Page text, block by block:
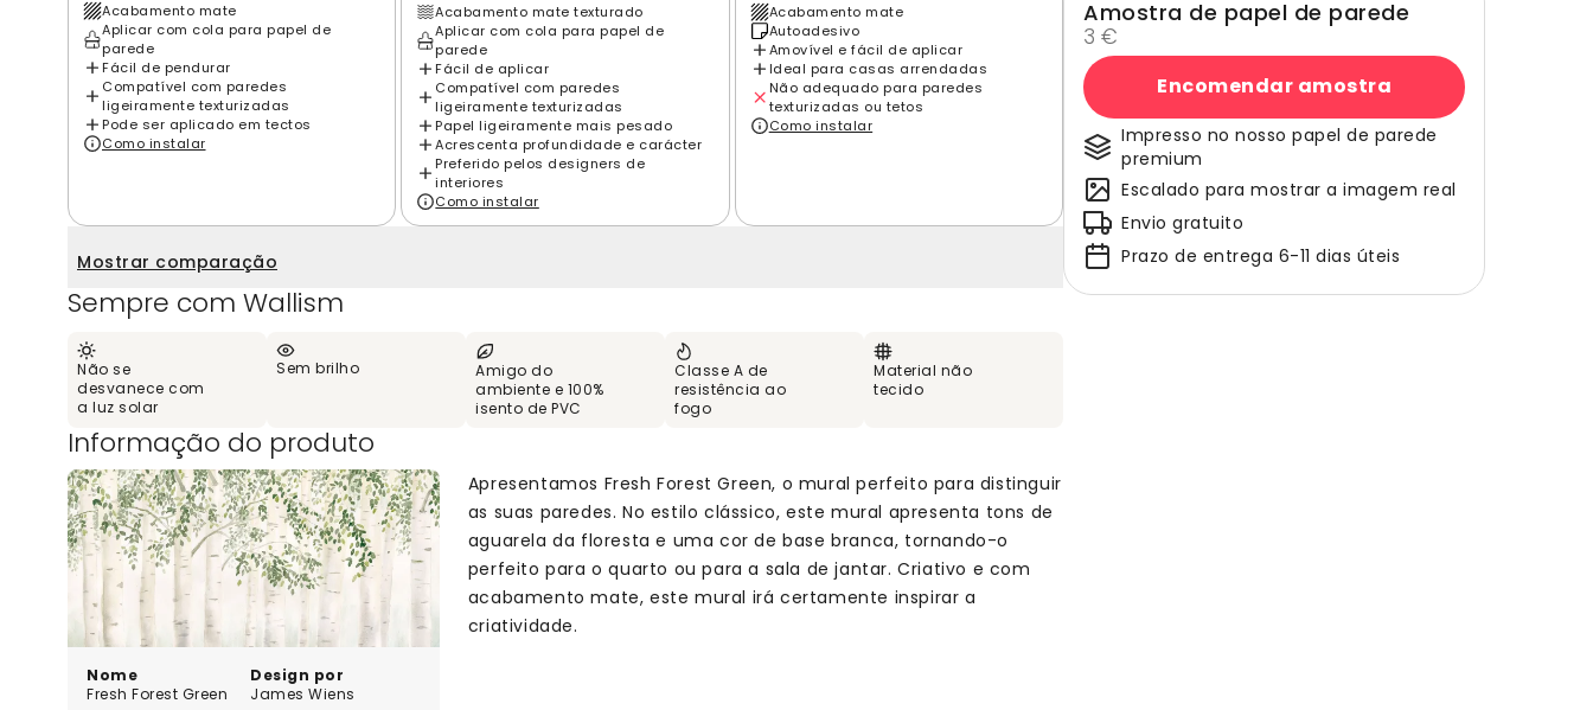
Acabamento mate
Aplicar com cola para papel de
parede
Fácil de pendurar
Compatível com paredes
ligeiramente texturizadas
Pode ser aplicado em tectos
Como instalar
Acabamento mate texturado
Aplicar com cola para papel de
parede
Fácil de aplicar
Compatível com paredes
ligeiramente texturizadas
Papel ligeiramente mais pesado
Acrescenta profundidade e carácter
Preferido pelos designers de
interiores
Como instalar
Acabamento mate
Autoadesivo
Amovível e fácil de aplicar
Ideal para casas arrendadas
Não adequado para paredes
texturizadas ou tetos
Como instalar
Mostrar comparação
Sempre com Wallism
Não se
desvanece com
a luz solar
Sem brilho
Amigo do
ambiente e 100%
isento de PVC
Classe A de
resistência ao
fogo
Material não
tecido
Informação do produto
Nome
Fresh Forest Green
Design por
James Wiens
Apresentamos Fresh Forest Green, o mural perfeito para distinguir
as suas paredes. No estilo clássico, este mural apresenta tons de
aguarela da floresta e uma cor de base branca, tornando-o
perfeito para o quarto ou para a sala de jantar. Criativo e com
acabamento mate, este mural irá certamente inspirar a
criatividade.
Amostra de papel de parede
3 €
Encomendar amostra
Impresso no nosso papel de parede
premium
Escalado para mostrar a imagem real
Envio gratuito
Prazo de entrega 6-11 dias úteis